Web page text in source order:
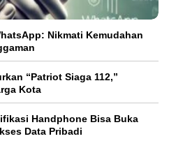
Nikmati Kemudahan
“Patriot Siaga 112,”
Kota
Handphone Bisa Buka
Data Pribadi